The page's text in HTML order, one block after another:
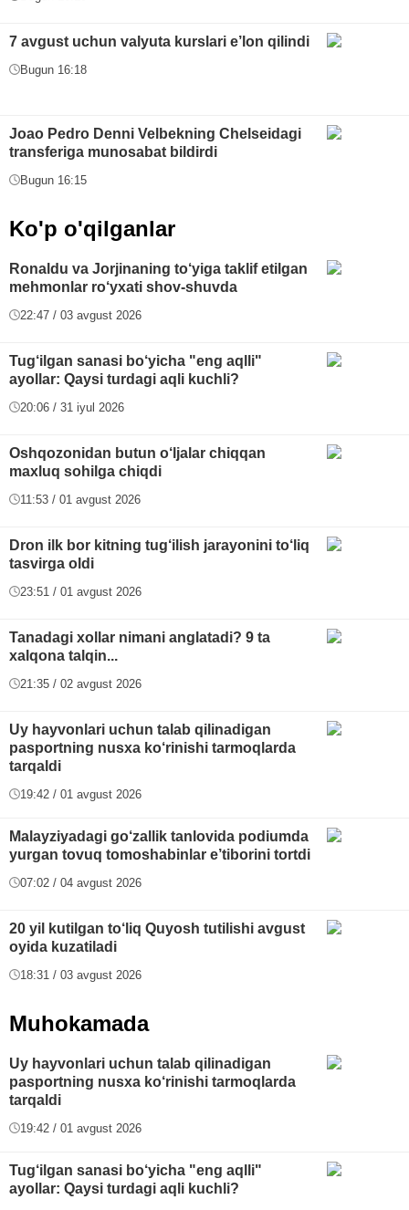
7 avgust uchun valyuta kurslari e’lon qilindi
Bugun 16:18
Joao Pedro Denni Velbekning Chelseidagi
transferiga munosabat bildirdi
Bugun 16:15
Ko'p o'qilganlar
Ronaldu va Jorjinaning to‘yiga taklif etilgan
mehmonlar ro‘yxati shov-shuvda
22:47 / 03 avgust 2026
Tug‘ilgan sanasi bo‘yicha "eng aqlli"
ayollar: Qaysi turdagi aqli kuchli?
20:06 / 31 iyul 2026
Oshqozonidan butun o‘ljalar chiqqan
maxluq sohilga chiqdi
11:53 / 01 avgust 2026
Dron ilk bor kitning tug‘ilish jarayonini to‘liq
tasvirga oldi
23:51 / 01 avgust 2026
Tanadagi xollar nimani anglatadi? 9 ta
xalqona talqin...
21:35 / 02 avgust 2026
Uy hayvonlari uchun talab qilinadigan
pasportning nusxa ko‘rinishi tarmoqlarda
tarqaldi
19:42 / 01 avgust 2026
Malayziyadagi go‘zallik tanlovida podiumda
yurgan tovuq tomoshabinlar e’tiborini tortdi
07:02 / 04 avgust 2026
20 yil kutilgan to‘liq Quyosh tutilishi avgust
oyida kuzatiladi
18:31 / 03 avgust 2026
Muhokamada
Uy hayvonlari uchun talab qilinadigan
pasportning nusxa ko‘rinishi tarmoqlarda
tarqaldi
19:42 / 01 avgust 2026
Tug‘ilgan sanasi bo‘yicha "eng aqlli"
ayollar: Qaysi turdagi aqli kuchli?